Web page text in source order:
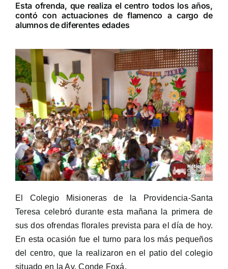
Esta ofrenda, que realiza el centro todos los años,
contó con actuaciones de flamenco a cargo de
alumnos de diferentes edades
El Colegio Misioneras de la Providencia-Santa
Teresa celebró durante esta mañana la primera de
sus dos ofrendas florales prevista para el día de hoy.
En esta ocasión fue el turno para los más pequeños
del centro, que la realizaron en el patio del colegio
situado en la Av. Conde Foxá.